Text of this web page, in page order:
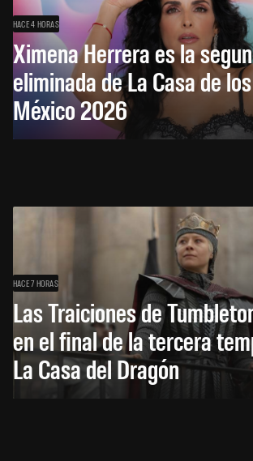
HACE 4 HORAS
Ximena Herrera es la
eliminada de La Casa de
México 2026
HACE 7 HORAS
Las Traiciones de
en el final de la tercera
La Casa del Dragón